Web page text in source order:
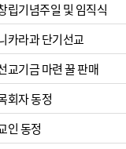
립기념주일 및 임직식
카라과 단기선교
교기금 마련 꿀 판매
회자 동정
인 동정